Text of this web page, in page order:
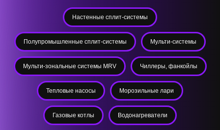
Настенные сплит-системы
Полупромышленные сплит-системы Мульти-системы
Мульти-зональные системы MRV Чиллеры, фанкойлы
Тепловые насосы Морозильные лари
Газовые котлы Водонагреватели